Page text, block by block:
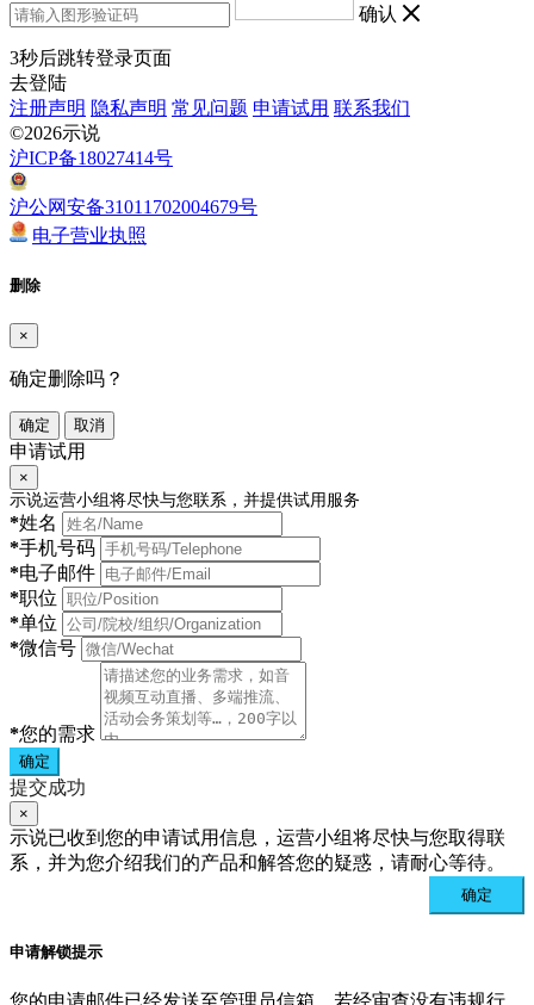
确认
3秒后跳转登录页面
去登陆
注册声明 隐私声明 常见问题 申请试用 联系我们
©2026示说
沪ICP备18027414号
沪公网安备31011702004679号
电子营业执照
删除
×
确定删除吗？
确定 取消
申请试用
×
示说运营小组将尽快与您联系，并提供试用服务
*姓名
*手机号码
*电子邮件
*职位
*单位
*微信号
*您的需求
确定
提交成功
×
示说已收到您的申请试用信息，运营小组将尽快与您取得联
系，并为您介绍我们的产品和解答您的疑惑，请耐心等待。
确定
申请解锁提示
您的申请邮件已经发送至管理员信箱。若经审查没有违规行